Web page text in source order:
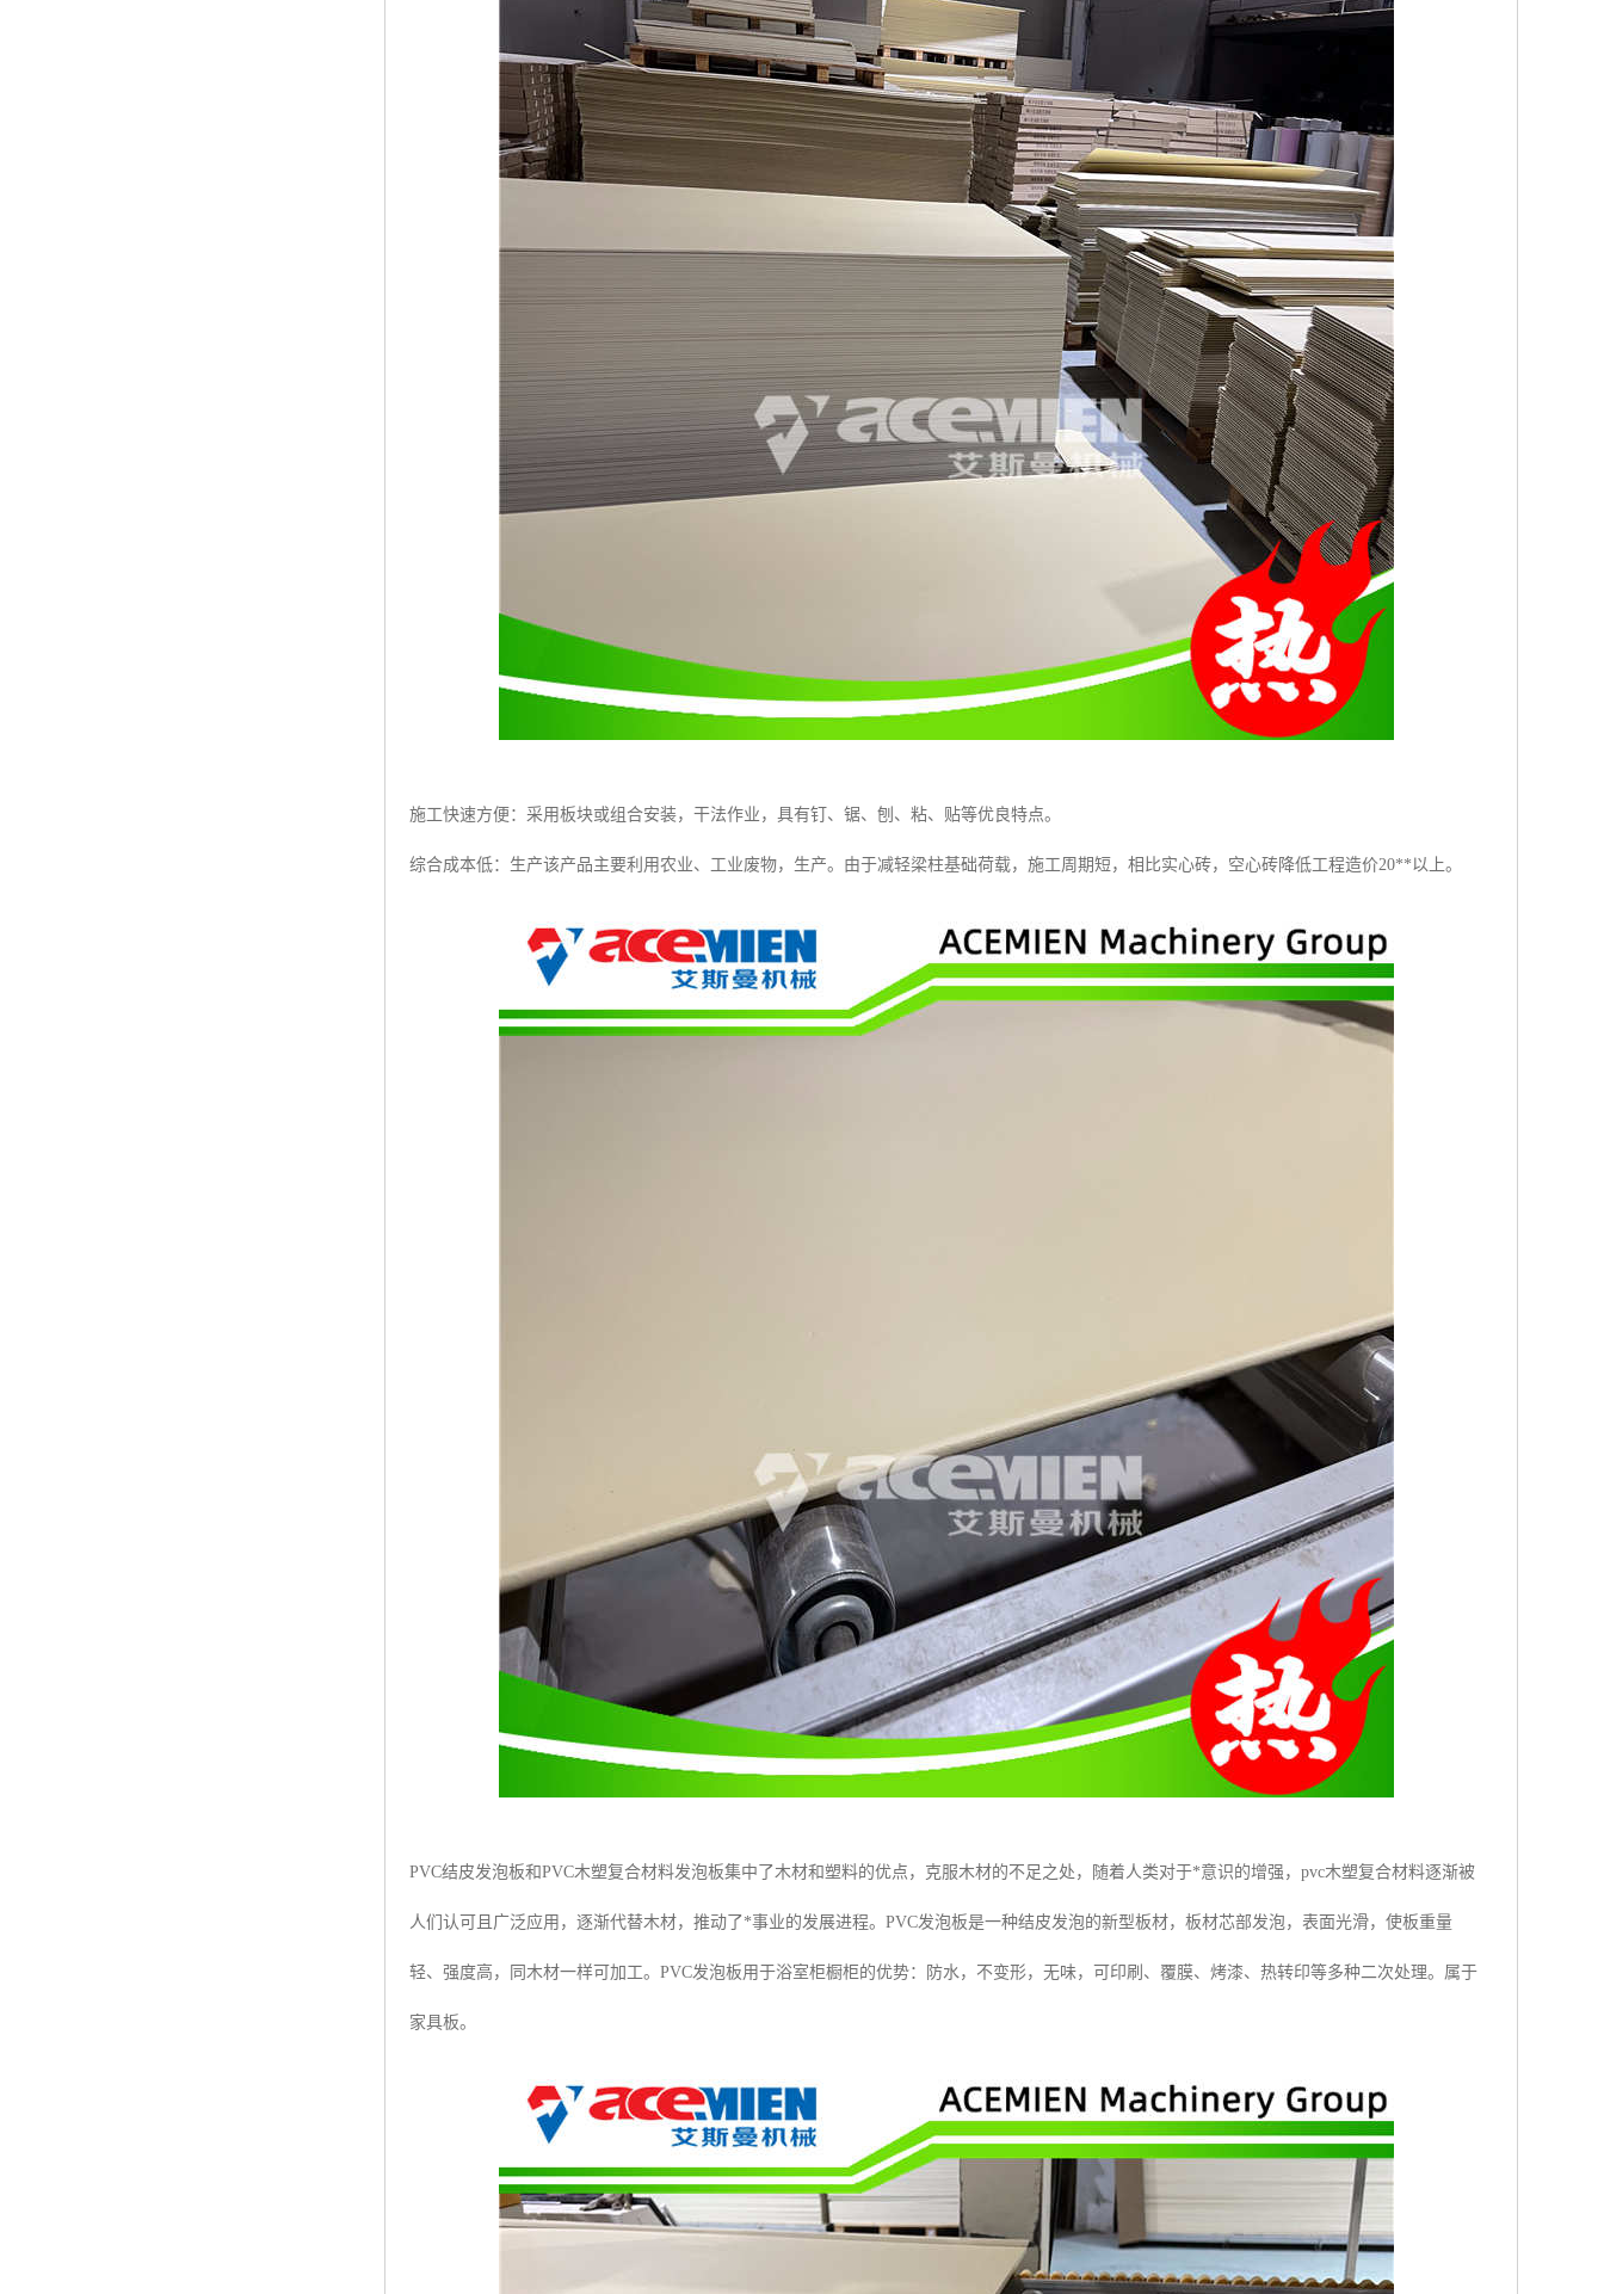
施工快速方便：采用板块或组合安装，干法作业，具有钉、锯、刨、粘、贴等优良特点。
综合成本低：生产该产品主要利用农业、工业废物，生产。由于减轻梁柱基础荷载，施工周期短，相比实心砖，空心砖降低工程造价20**以上。
PVC结皮发泡板和PVC木塑复合材料发泡板集中了木材和塑料的优点，克服木材的不足之处，随着人类对于*意识的增强，pvc木塑复合材料逐渐被
人们认可且广泛应用，逐渐代替木材，推动了*事业的发展进程。PVC发泡板是一种结皮发泡的新型板材，板材芯部发泡，表面光滑，使板重量
轻、强度高，同木材一样可加工。PVC发泡板用于浴室柜橱柜的优势：防水，不变形，无味，可印刷、覆膜、烤漆、热转印等多种二次处理。属于
家具板。